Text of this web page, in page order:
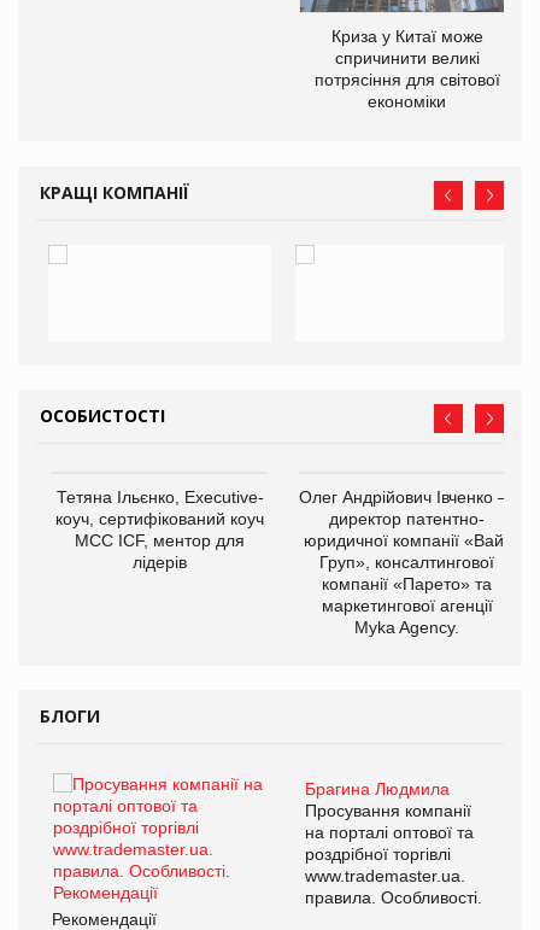
Криза у Китаї може
спричинити великі
потрясіння для світової
економіки
КРАЩІ КОМПАНІЇ
ОСОБИСТОСТІ
Тетяна Ільєнко, Executive-
коуч, сертифікований коуч
МСС ICF, ментор для
лідерів
Олег Андрійович Івченко —
директор патентно-
юридичної компанії «Вайз
Груп», консалтингової
компанії «Парето» та
маркетингової агенції
Myka Agency.
БЛОГИ
Брагина Людмила
Просування компанії
на порталі оптової та
роздрібної торгівлі
www.trademaster.ua.
правила. Особливості.
Рекомендації